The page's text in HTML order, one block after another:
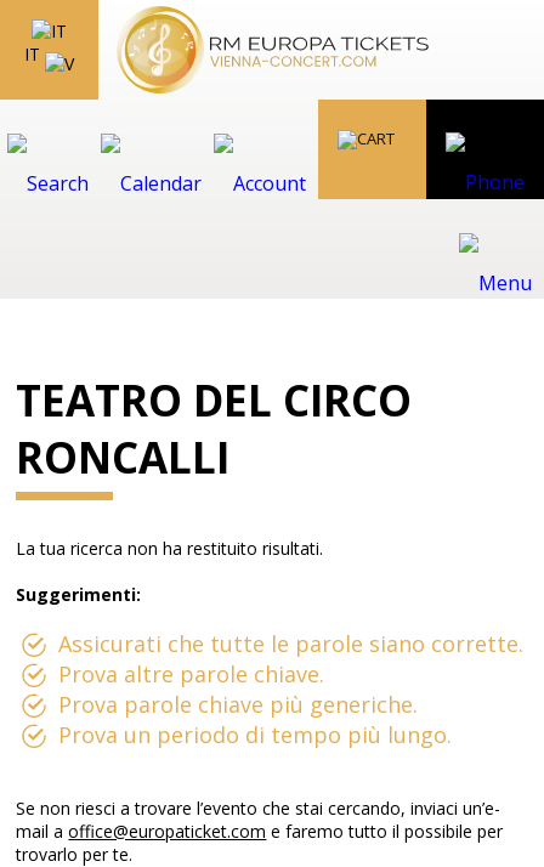
IT
TEATRO DEL CIRCO
RONCALLI
La tua ricerca non ha restituito risultati.
Suggerimenti:
Assicurati che tutte le parole siano corrette.
Prova altre parole chiave.
Prova parole chiave più generiche.
Prova un periodo di tempo più lungo.
Se non riesci a trovare l’evento che stai cercando, inviaci un’e-
mail aoffice@europaticket.com e faremo tutto il possibile per
trovarlo per te.